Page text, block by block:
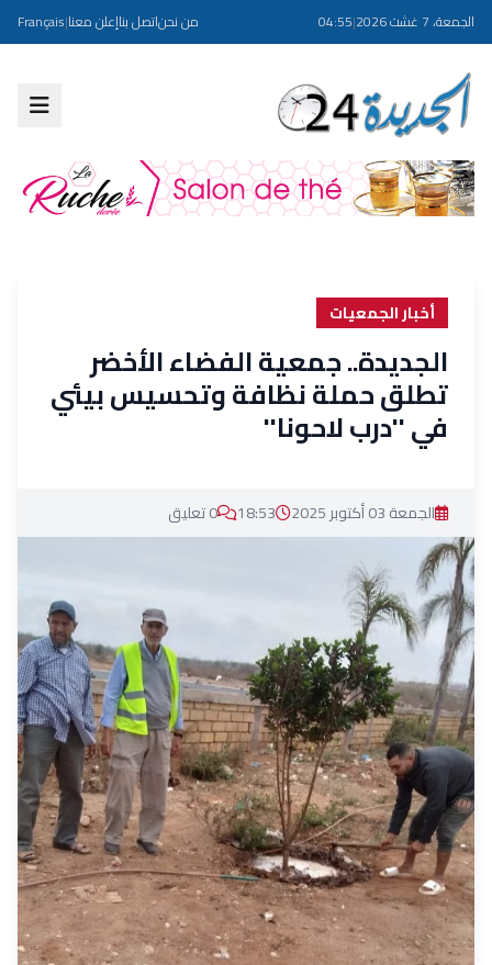
الجمعة، 7 غشت 2026 |
04:55 من نحناتصل بناإعلن معنا|
Français
أخبار الجمعيات
الجديدة.. جمعية الفضاء الأخضر
تطلق حملة نظافة وتحسيس بيئي
في ''درب لاحونا''
الجمعة 03 أكتوبر 2025 18:53 0 تعليق